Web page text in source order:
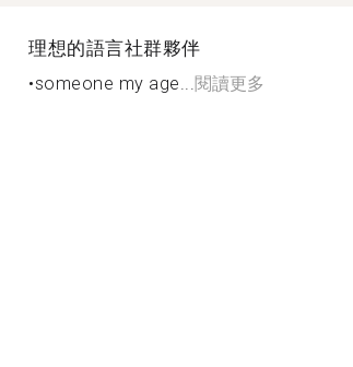
理想的語言社群夥伴
•someone my age...閱讀更多